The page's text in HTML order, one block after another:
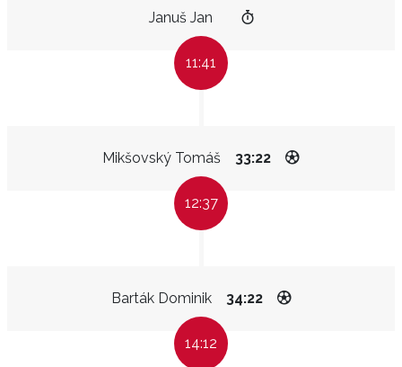
Januš Jan
11:41
Mikšovský Tomáš 33:22
12:37
Barták Dominik 34:22
14:12